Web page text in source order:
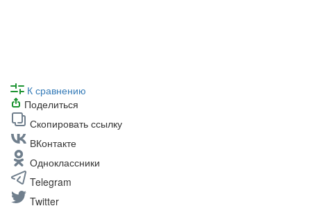
К сравнению
Поделиться
Скопировать ссылку
ВКонтакте
Одноклассники
Telegram
Twitter